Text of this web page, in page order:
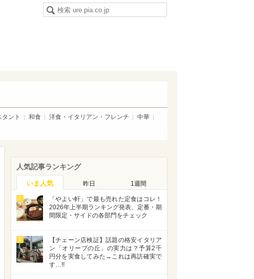
ント 和食 洋食・イタリアン・フレンチ
中華
人気記事ランキング
いま人気 昨日 1週間
1
「やよい軒」で最も売れた定食はコレ！
2026年上半期ランキング発表、定番・期
間限定・サイドの各部門をチェック
2
【チェーン店検証】話題の格安イタリア
ン「オリーブの丘」の実力は？予算2千
円分を実食してみた→これは再訪確実で
す…!!